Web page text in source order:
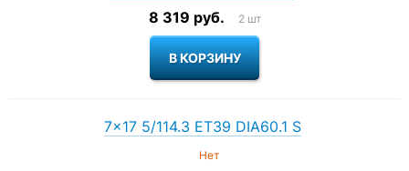
8 319 руб.
2 шт
7×17 5/114.3 ET39 DIA60.1 S
Нет